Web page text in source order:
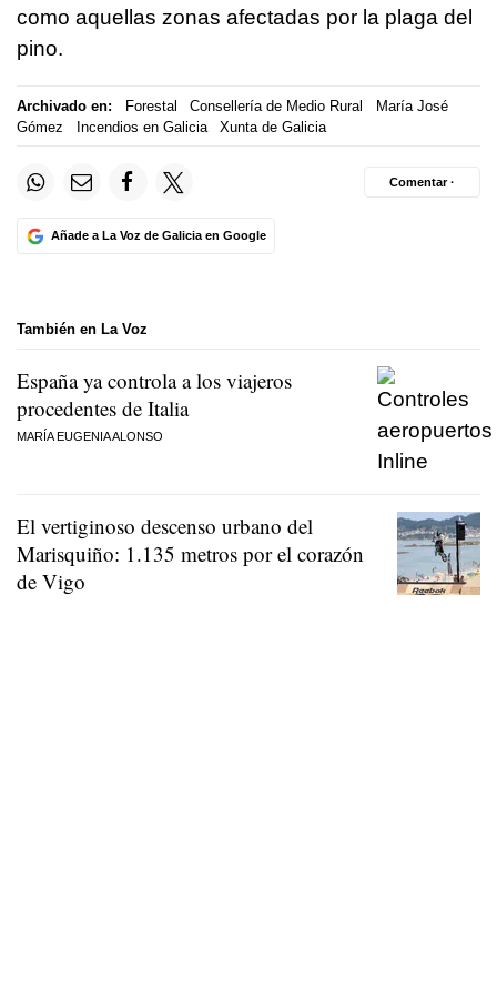
como aquellas zonas afectadas por la plaga del
pino.
Archivado en: Forestal Consellería de Medio Rural
María José
Gómez
Incendios en Galicia Xunta de Galicia
Añade a La Voz de Galicia en Google
Comentar ·
También en La Voz
España ya controla a los viajeros
procedentes de Italia
MARÍA EUGENIA ALONSO
El vertiginoso descenso urbano del
Marisquiño: 1.135 metros por el corazón
de Vigo